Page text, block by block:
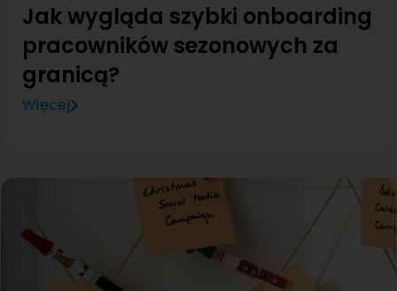
Jak wygląda szybki onboarding
pracowników sezonowych za
granicą?
Więcej